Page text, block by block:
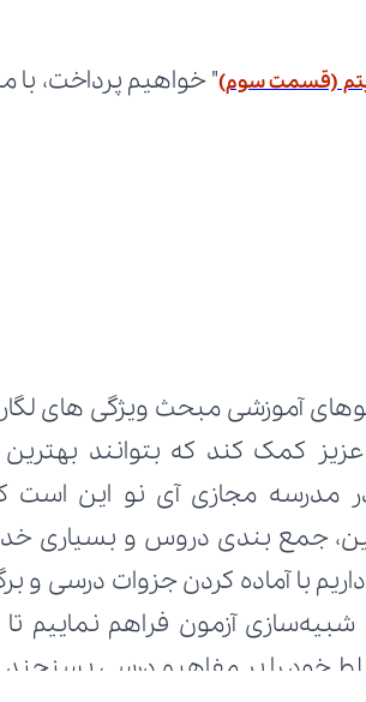
(قسمت سوم)
خود را بر مفاهیم درسی بسنجند.